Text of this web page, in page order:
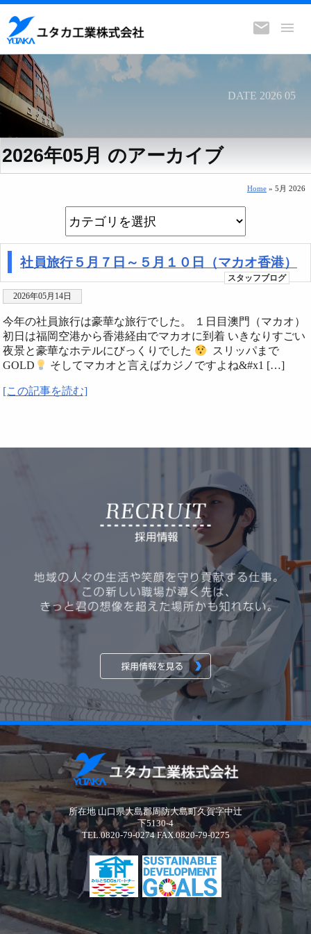
DATE 2026 05
2026年05月 のアーカイブ
Home » 5月 2026
社員旅行５月７日～５月１０日（マカオ香港）
スタッフブログ
2026年05月14日
今年の社員旅行は豪華な旅行でした。 １日目澳門（マカオ）
初日は福岡空港から香港経由でマカオに到着 いきなりすごい
夜景と豪華なホテルにびっくりでした
スリッパまで
GOLD
そしてマカオと言えばカジノですよね&#x1 […]
[この記事を読む]
所在地 山口県大島郡周防大島町久賀字中辻
下5130-4
TEL.0820-79-0274 FAX.0820-79-0275